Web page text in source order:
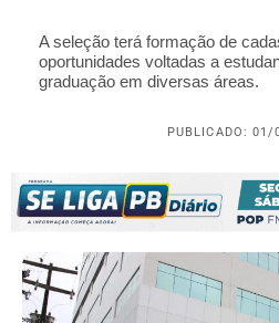
A seleção terá formação de
oportunidades voltadas a
graduação em diversas áreas.
PUBLICADO: